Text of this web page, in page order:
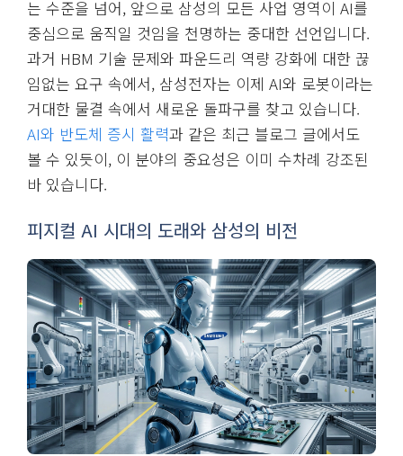
는 수준을 넘어, 앞으로 삼성의 모든 사업 영역이 AI를
중심으로 움직일 것임을 천명하는 중대한 선언입니다.
과거 HBM 기술 문제와 파운드리 역량 강화에 대한 끊
임없는 요구 속에서, 삼성전자는 이제 AI와 로봇이라는
거대한 물결 속에서 새로운 돌파구를 찾고 있습니다.
AI와 반도체 증시 활력과 같은 최근 블로그 글에서도
볼 수 있듯이, 이 분야의 중요성은 이미 수차례 강조된
바 있습니다.
피지컬 AI 시대의 도래와 삼성의 비전